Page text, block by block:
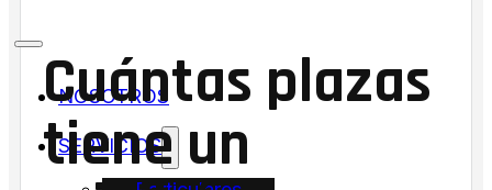
NOSOTROS
SERVICIOS
Cuántas plazas
tiene un